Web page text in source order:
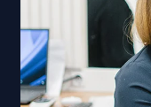
Які брекети
довірити
підібрати